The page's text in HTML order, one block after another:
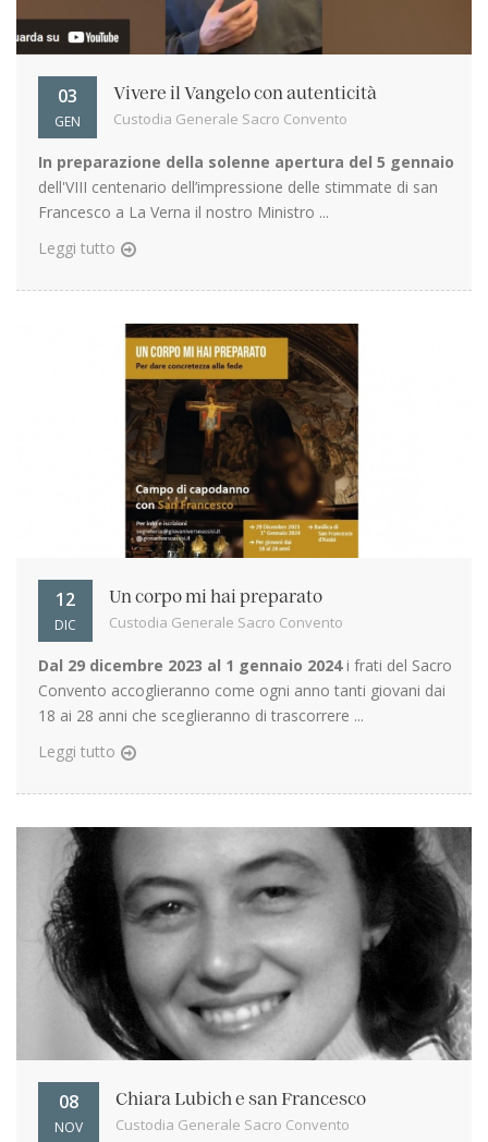
03
GEN
Vivere il Vangelo con autenticità
Custodia Generale Sacro Convento
In preparazione della solenne apertura del 5 gennaio
dell'VIII centenario dell’impressione delle stimmate di san
Francesco a La Verna il nostro Ministro ...
Leggi tutto
12
DIC
Un corpo mi hai preparato
Custodia Generale Sacro Convento
Dal 29 dicembre 2023 al 1 gennaio 2024i frati del Sacro
Convento accoglieranno come ogni anno tanti giovani dai
18 ai 28 anni che sceglieranno di trascorrere ...
Leggi tutto
08
NOV
Chiara Lubich e san Francesco
Custodia Generale Sacro Convento